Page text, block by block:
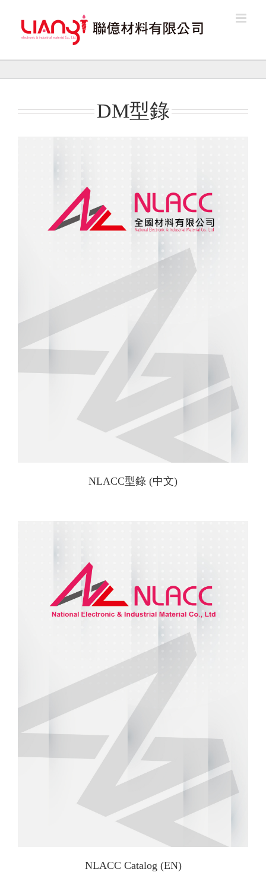
content
DM型錄
NLACC型錄 (中文)
NLACC Catalog (EN)